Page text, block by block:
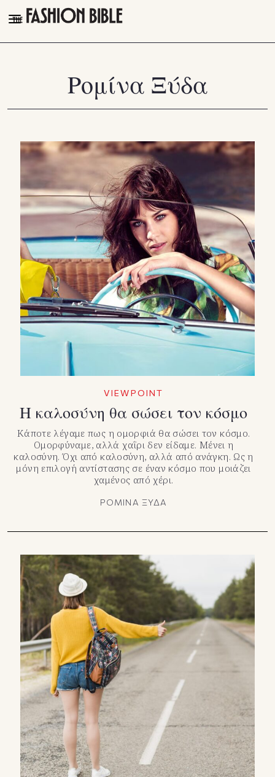
THE FASHION BIBLE
PLEASURES
VIDEOS
FOLLOW
Facebook
Instagram
Youtube
TikTok
X(Twitter)
Ρομίνα Ξύδα
VIEWPOINT
Η καλοσύνη θα σώσει τον κόσμο
Κάποτε λέγαμε πως η ομορφιά θα σώσει τον κόσμο.
Ομορφύναμε, αλλά χαΐρι δεν είδαμε. Μένει η
καλοσύνη. Όχι από καλοσύνη, αλλά από ανάγκη. Ως η
μόνη επιλογή αντίστασης σε έναν κόσμο που μοιάζει
χαμένος από χέρι.
ΡΟΜΙΝΑ ΞΥΔΑ